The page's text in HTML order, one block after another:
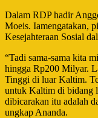
Dalam RDP hadir
Moeis. Iamengatakan,
Kesejahteraan Sosial
“Tadi sama-sama kita
hingga Rp200 Milyar.
Tinggi di luar Kaltim.
untuk Kaltim di bidang
dibicarakan itu adalah
ungkap Ananda.